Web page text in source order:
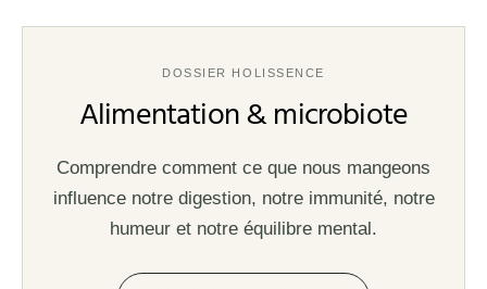
DOSSIER HOLISSENCE
Alimentation & microbiote
Comprendre comment ce que nous mangeons
influence notre digestion, notre immunité, notre
humeur et notre équilibre mental.